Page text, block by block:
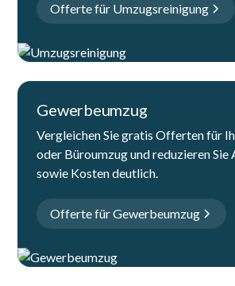
Offerte für Umzugsreinigung
Gewerbeumzug
Vergleichen Sie gratis Offerten für
oder Büroumzug und reduzieren Sie
sowie Kosten deutlich.
Offerte für Gewerbeumzug